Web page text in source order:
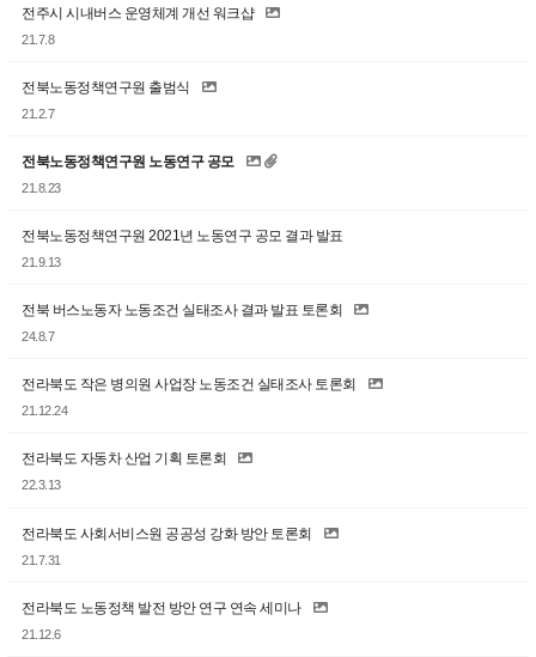
전주시 시내버스 운영체계 개선 워크샵
21.7.8
전북노동정책연구원 출범식
21.2.7
전북노동정책연구원 노동연구 공모
21.8.23
전북노동정책연구원 2021년 노동연구 공모 결과 발표
21.9.13
전북 버스노동자 노동조건 실태조사 결과 발표 토론회
24.8.7
전라북도 작은 병의원 사업장 노동조건 실태조사 토론회
21.12.24
전라북도 자동차 산업 기획 토론회
22.3.13
전라북도 사회서비스원 공공성 강화 방안 토론회
21.7.31
전라북도 노동정책 발전 방안 연구 연속 세미나
21.12.6